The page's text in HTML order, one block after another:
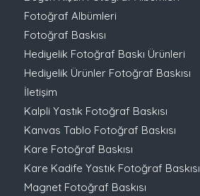
Fotoğraf Albümleri
Fotoğraf Baskısı
Hediyelik Fotoğraf Baskı Ürünleri
Hediyelik Ürünler Fotoğraf Baskısı
İletişim
Kalpli Yastık Fotoğraf Baskısı
Kanvas Tablo Fotoğraf Baskısı
Kare Fotoğraf Baskısı
Kare Kadife Yastık Fotoğraf Baskısı
Magnet Fotoğraf Baskısı